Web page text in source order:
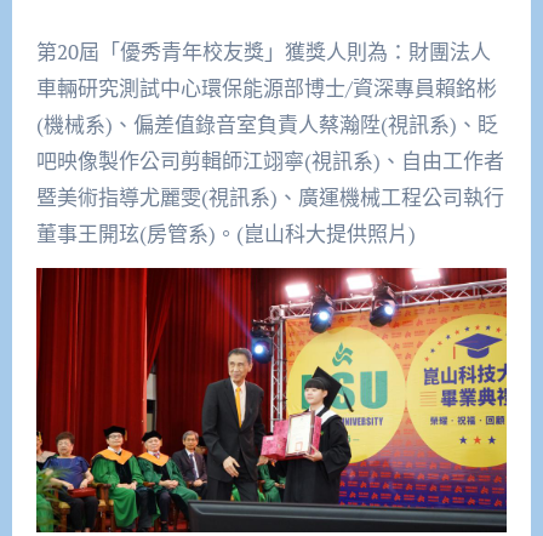
第20屆「優秀青年校友獎」獲獎人則為：財團法人
車輛研究測試中心環保能源部博士/資深專員賴銘彬
(機械系)、偏差值錄音室負責人蔡瀚陞(視訊系)、眨
吧映像製作公司剪輯師江翊寧(視訊系)、自由工作者
暨美術指導尤麗雯(視訊系)、廣運機械工程公司執行
董事王開玹(房管系)。(崑山科大提供照片)